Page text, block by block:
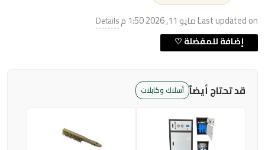
Last updated on مايو 11, 2026 1:50 م Details
قد تحتاج أيضاً أسلاك وكابلات